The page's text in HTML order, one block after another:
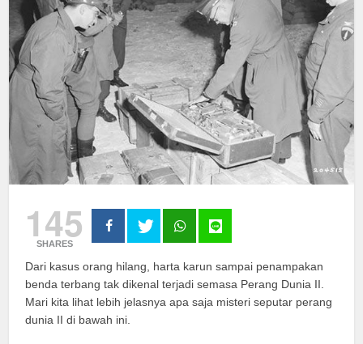
145
SHARES
Dari kasus orang hilang, harta karun sampai penampakan
benda terbang tak dikenal terjadi semasa Perang Dunia II.
Mari kita lihat lebih jelasnya apa saja misteri seputar perang
dunia II di bawah ini.